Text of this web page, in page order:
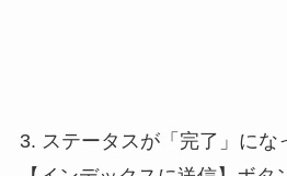
3. ステータスが「完了」にな